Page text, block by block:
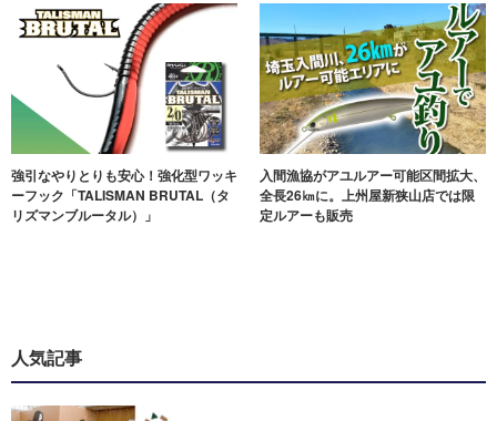
強引なやりとりも安心！強化型ワッキ
ーフック「TALISMAN BRUTAL（タ
リズマンブルータル）」
入間漁協がアユルアー可能区間拡大、
全長26㎞に。上州屋新狭山店では限
定ルアーも販売
人気記事